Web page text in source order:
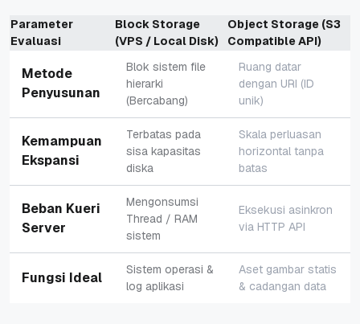
Parameter
Evaluasi
Block Storage
(VPS / Local Disk)
Object Storage (S3
Compatible API)
Metode
Penyusunan
Blok sistem file
hierarki
(Bercabang)
Ruang datar
dengan URI (ID
unik)
Kemampuan
Ekspansi
Terbatas pada
sisa kapasitas
diska
Skala perluasan
horizontal tanpa
batas
Beban Kueri
Server
Mengonsumsi
Thread / RAM
sistem
Eksekusi asinkron
via HTTP API
Fungsi Ideal
Sistem operasi &
log aplikasi
Aset gambar statis
& cadangan data